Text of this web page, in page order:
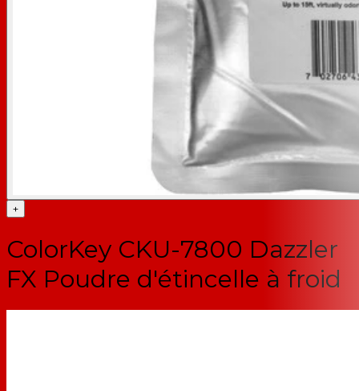
+
ColorKey CKU-7800 Dazzler
FX Poudre d'étincelle à froid